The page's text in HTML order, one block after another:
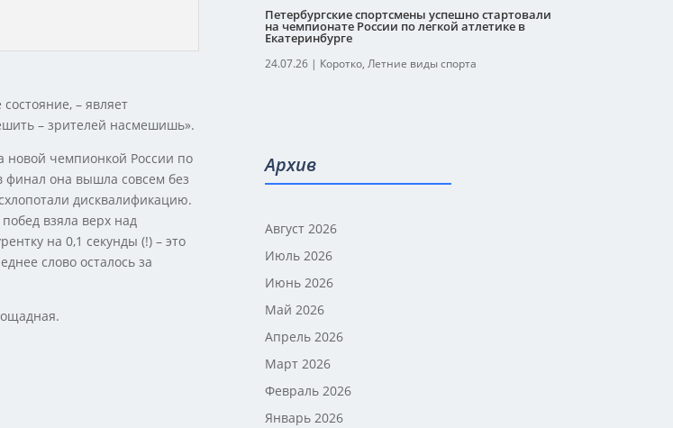
– являет
– зрителей насмешишь».
новой чемпионкой России по
финал она вышла совсем без
дисквалификацию.
взяла верх над
на 0,1 секунды (!) – это
слово осталось за
Петербургские спортсмены успешно стартовали
на чемпионате России по легкой атлетике в
Екатеринбурге
24.07.26| Коротко, Летние виды спорта
Архив
Август 2026
Июль 2026
Июнь 2026
Май 2026
Апрель 2026
Март 2026
Февраль 2026
Январь 2026